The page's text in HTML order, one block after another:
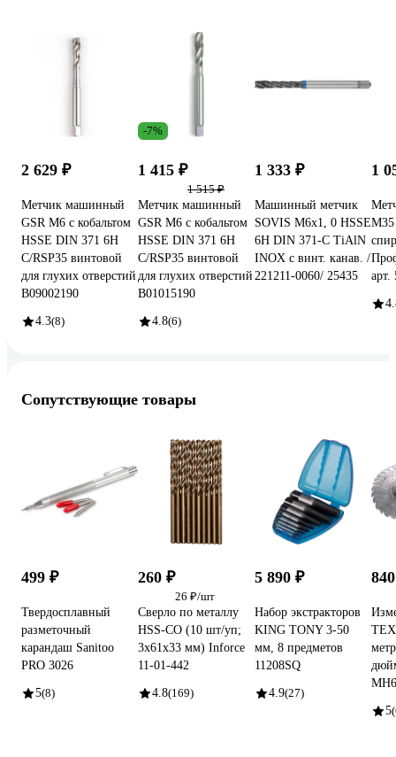
2 629 ₽
Метчик машинный
GSR М6 с кобальтом
HSSE DIN 371 6H
C/RSP35 винтовой
для глухих отверстий
B09002190
4.3(8)
-7%
1 415 ₽
1 515 ₽
Метчик машинный
GSR М6 с кобальтом
HSSE DIN 371 6H
C/RSP35 винтовой
для глухих отверстий
B01015190
4.8(6)
1 333 ₽
Машинный метчик
SOVIS М6x1, 0 HSSE
6H DIN 371-C TiAlN
INOX с винт. канав. /
221211-0060/ 25435
1
арт.
Сопутствующие товары
499 ₽
Твердосплавный
разметочный
карандаш Sanitoo
PRO 3026
5(8)
260 ₽
26 ₽/шт
Сверло по металлу
HSS-CO (10 шт/уп;
3x61x33 мм) Inforce
11-01-442
4.8(169)
5 890 ₽
Набор экстракторов
KING TONY 3-50
мм, 8 предметов
11208SQ
4.9(27)
5